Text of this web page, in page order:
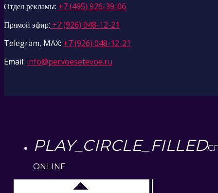
Отдел рекламы: +7 (495) 926-39-06
Прямой эфир: +7 (926) 048-12-21
Telegram, MAX: +7 (926) 048-12-21
Email: info@pervoesetevoe.ru
PLAY_CIRCLE_FILLED
ONLINE